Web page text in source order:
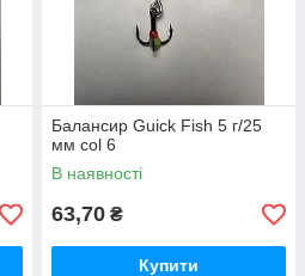
Балансир Guick Fish 5 г/25
мм col 6
В наявності
63,70 ₴
Купити